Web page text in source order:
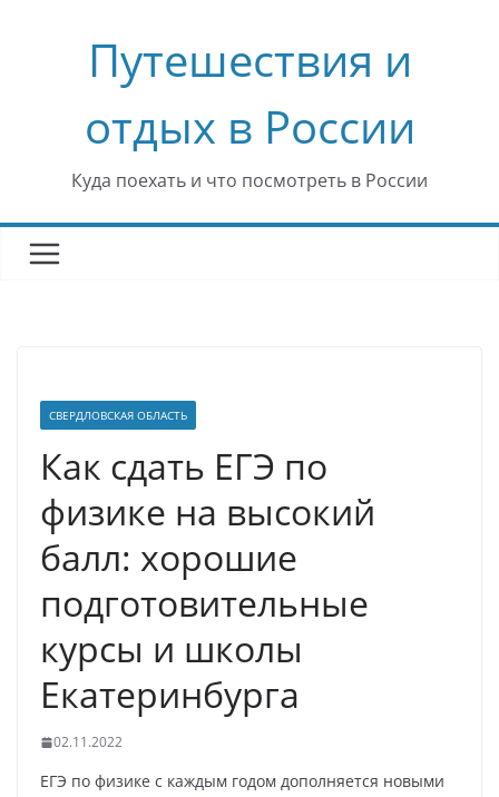
содержимомуПутешествия и
отдых в России
Куда поехать и что посмотреть в России
СВЕРДЛОВСКАЯ ОБЛАСТЬ
Как сдать ЕГЭ по
физике на высокий
балл: хорошие
подготовительные
курсы и школы
Екатеринбурга
02.11.2022
ЕГЭ по физике с каждым годом дополняется новыми